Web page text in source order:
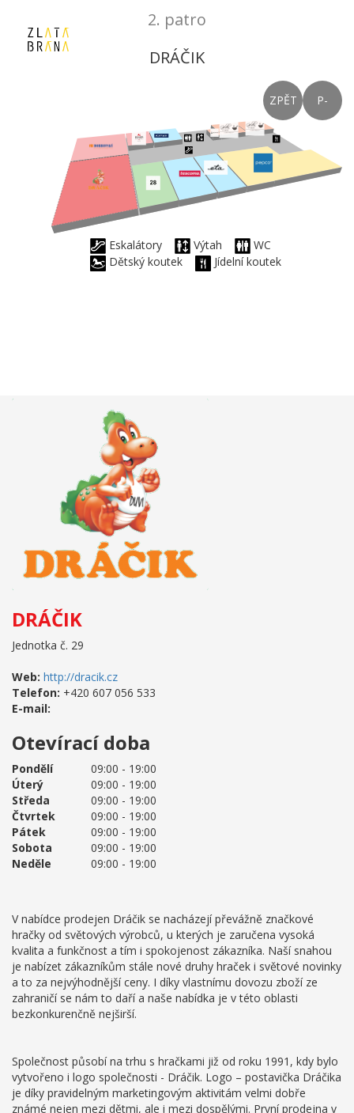
2. patro
DRÁČIK
P-
ZPĚT
Eskalátory Výtah
WC
Dětský koutek
Jídelní koutek
DRÁČIK
Jednotka č. 29
Web: http://dracik.cz
Telefon: +420 607 056 533
E-mail:
Otevírací doba
Pondělí
09:00 - 19:00
Úterý
09:00 - 19:00
Středa
09:00 - 19:00
Čtvrtek
09:00 - 19:00
Pátek
09:00 - 19:00
Sobota
09:00 - 19:00
Neděle
09:00 - 19:00
V nabídce prodejen Dráčik se nacházejí převážně značkové
hračky od světových výrobců, u kterých je zaručena vysoká
kvalita a funkčnost a tím i spokojenost zákazníka. Naší snahou
je nabízet zákazníkům stále nové druhy hraček i světové novinky
a to za nejvýhodnější ceny. I díky vlastnímu dovozu zboží ze
zahraničí se nám to daří a naše nabídka je v této oblasti
bezkonkurenčně nejširší.
Společnost působí na trhu s hračkami již od roku 1991, kdy bylo
vytvořeno i logo společnosti - Dráčik. Logo – postavička Dráčika
je díky pravidelným marketingovým aktivitám velmi dobře
známé nejen mezi dětmi, ale i mezi dospělými. První prodejna v